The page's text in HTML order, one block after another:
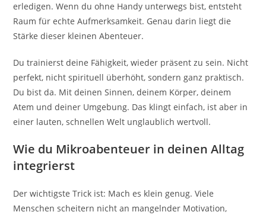
erledigen. Wenn du ohne Handy unterwegs bist, entsteht
Raum für echte Aufmerksamkeit. Genau darin liegt die
Stärke dieser kleinen Abenteuer.
Du trainierst deine Fähigkeit, wieder präsent zu sein. Nicht
perfekt, nicht spirituell überhöht, sondern ganz praktisch.
Du bist da. Mit deinen Sinnen, deinem Körper, deinem
Atem und deiner Umgebung. Das klingt einfach, ist aber in
einer lauten, schnellen Welt unglaublich wertvoll.
Wie du Mikroabenteuer in deinen Alltag
integrierst
Der wichtigste Trick ist: Mach es klein genug. Viele
Menschen scheitern nicht an mangelnder Motivation,